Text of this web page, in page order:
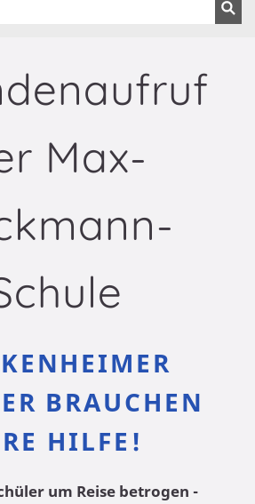
Max-
BRAUCHEN
HILFE!
um Reise betrogen -